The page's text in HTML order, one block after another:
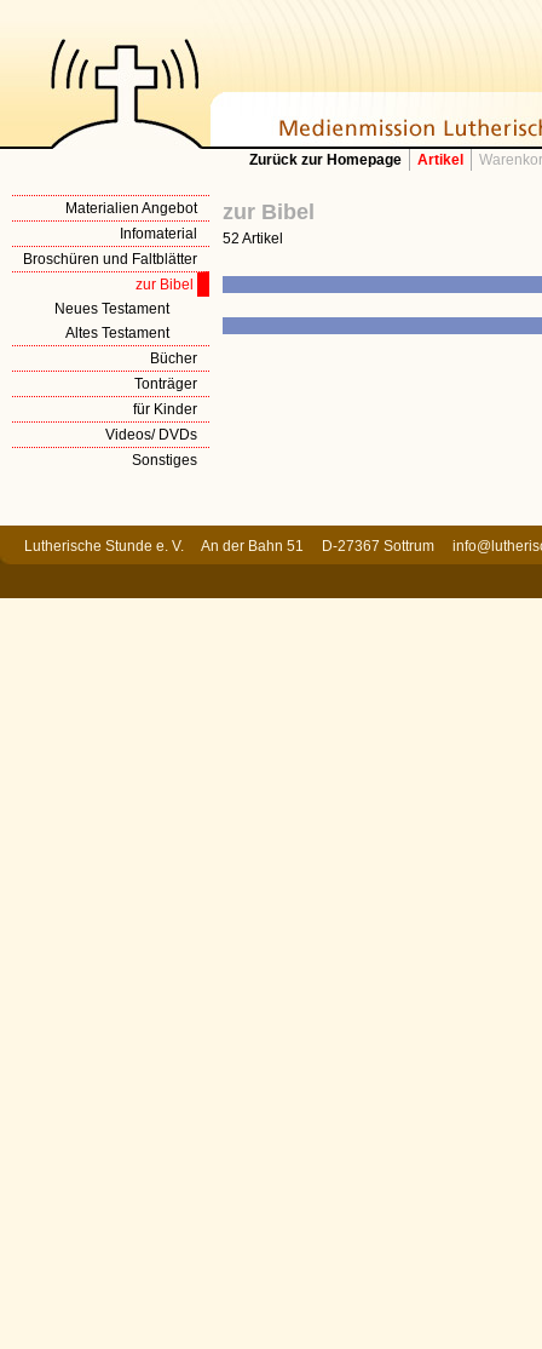
Zurück zur Homepage Artikel
Materialien Angebot
Infomaterial
Broschüren und Faltblätter
zur Bibel
Neues Testament
Altes Testament
Bücher
Tonträger
für Kinder
Videos/ DVDs
Sonstiges
zur Bibel
52 Artikel
Lutherische Stunde e. V. An der Bahn 51 D-27367 Sottrum